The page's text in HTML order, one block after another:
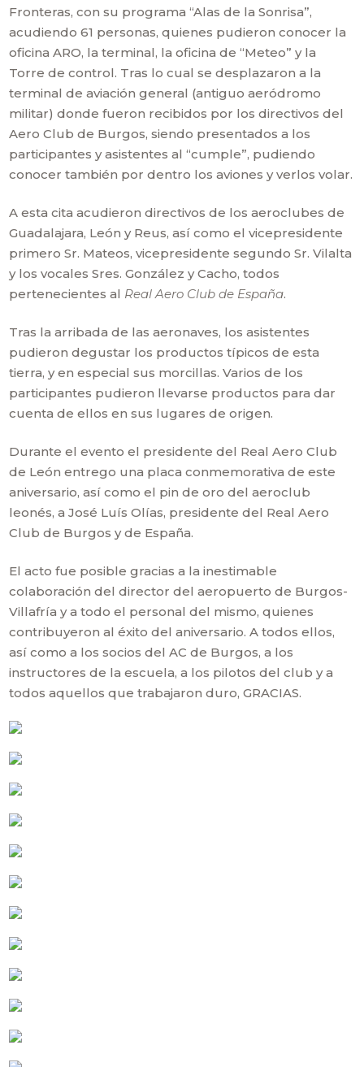
Fronteras, con su programa “Alas de la Sonrisa”,
acudiendo 61 personas, quienes pudieron conocer la
oficina ARO, la terminal, la oficina de “Meteo” y la
Torre de control. Tras lo cual se desplazaron a la
terminal de aviación general (antiguo aeródromo
militar) donde fueron recibidos por los directivos del
Aero Club de Burgos, siendo presentados a los
participantes y asistentes al “cumple”, pudiendo
conocer también por dentro los aviones y verlos volar.
A esta cita acudieron directivos de los aeroclubes de
Guadalajara, León y Reus, así como el vicepresidente
primero Sr. Mateos, vicepresidente segundo Sr. Vilalta
y los vocales Sres. González y Cacho, todos
pertenecientes al Real Aero Club de España.
Tras la arribada de las aeronaves, los asistentes
pudieron degustar los productos típicos de esta
tierra, y en especial sus morcillas. Varios de los
participantes pudieron llevarse productos para dar
cuenta de ellos en sus lugares de origen.
Durante el evento el presidente del Real Aero Club
de León entrego una placa conmemorativa de este
aniversario, así como el pin de oro del aeroclub
leonés, a José Luís Olías, presidente del Real Aero
Club de Burgos y de España.
El acto fue posible gracias a la inestimable
colaboración del director del aeropuerto de Burgos-
Villafría y a todo el personal del mismo, quienes
contribuyeron al éxito del aniversario. A todos ellos,
así como a los socios del AC de Burgos, a los
instructores de la escuela, a los pilotos del club y a
todos aquellos que trabajaron duro, GRACIAS.